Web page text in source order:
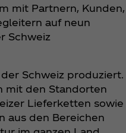
mit Partnern, Kunden,
auf neun
Schweiz
der Schweiz produziert.
mit den Standorten
Lieferketten sowie
aus den Bereichen